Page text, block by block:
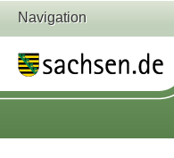
Navigation